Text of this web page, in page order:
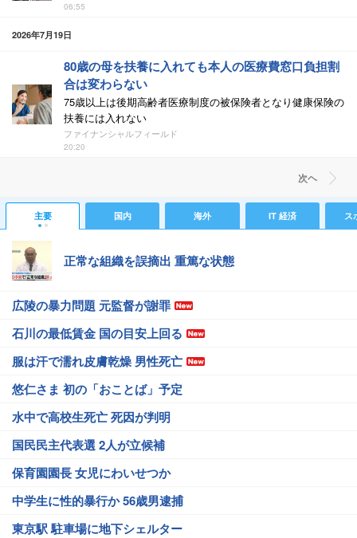
06:55
2026年7月19日
80歳の母を扶養に入れても本人の医療費窓口負担割
合は変わらない
75歳以上は後期高齢者医療制度の被保険者となり健康保険の
扶養には入れない
ファイナンシャルフィールド
20:20
次ヘ
主要 国内 海外 IT 経済 ス
正常な組織を誤摘出 重篤な状態
広陵の暴力問題 元監督が謝罪
石川の最低賃金 国の目安上回る
服は汗で濡れ皮膚乾燥 男性死亡
悠仁さま 初の「おことば」予定
水中で高校生死亡 死因が判明
国民民主代表選 2人が立候補
保育園園長 女児にわいせつか
中学生に性的暴行か 56歳男逮捕
東京駅 駐車場に地下シェルター